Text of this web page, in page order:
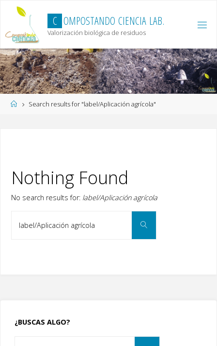
content
C OMPOSTANDO CIENCIA LAB.
Valorización biológica de residuos
HomeSearch results for "label/Aplicación agrícola"
Nothing Found
No search results for: label/Aplicación agrícola
Search
¿BUSCAS ALGO?